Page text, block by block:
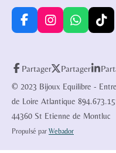
F
a
b
o
k
I
n
a
g
a
m
W
h
s
A
p
T
i
o
k
Partager Partager
© 2023 Bijoux Equilibre -
de Loire Atlantique
44360 St Etienne de Montluc
Propulsé par Webador